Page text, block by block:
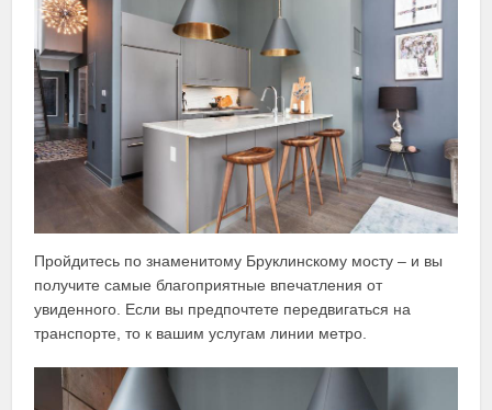
Пройдитесь по знаменитому Бруклинскому мосту – и вы
получите самые благоприятные впечатления от
увиденного. Если вы предпочтете передвигаться на
транспорте, то к вашим услугам линии метро.